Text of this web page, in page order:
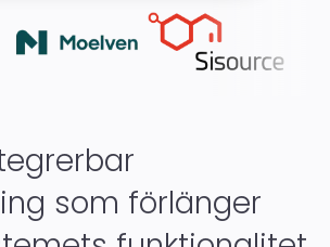
som förlänger